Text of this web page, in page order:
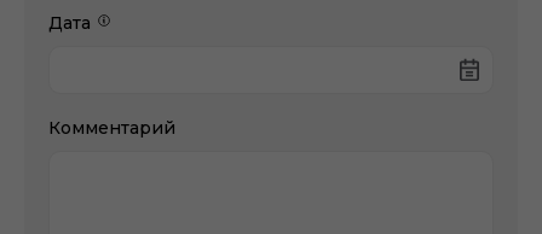
Дата
Комментарий